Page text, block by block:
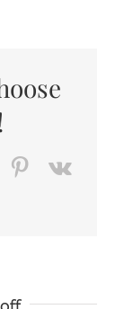
TumblrPinterest
Vk